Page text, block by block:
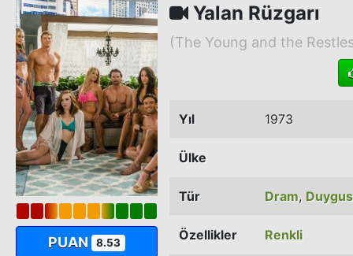
PUAN 8.53
Yalan Rüzgarı
(The Young and the
Yıl 1973
Ülke
Tür Dram,
Özellikler Renkli